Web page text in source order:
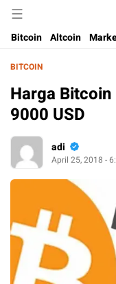
Media Bitcoin dan
Bitcoin Altcoin
BITCOIN
Harga
9000 USD
adi
April 25, 2018 -